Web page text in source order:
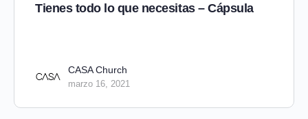
Tienes todo lo que necesitas – Cápsula
CASA Church
marzo 16, 2021